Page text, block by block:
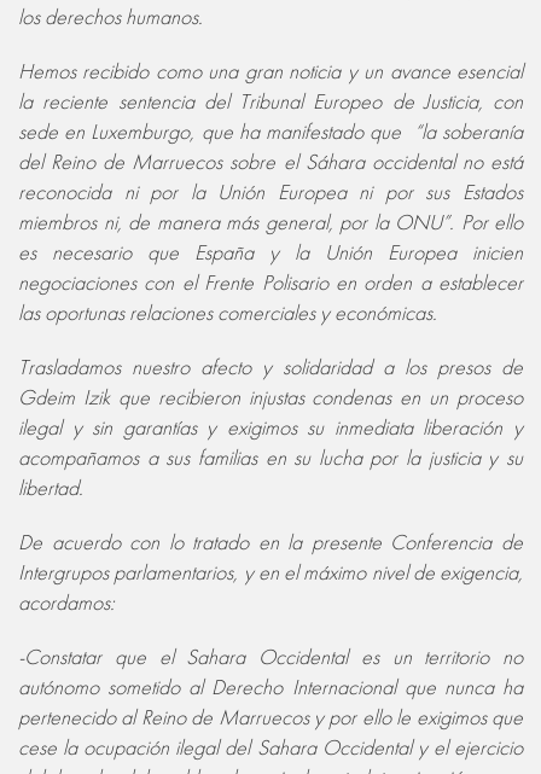
los derechos humanos.
Hemos recibido como una gran noticia y un avance esencial
la reciente sentencia del Tribunal Europeo de Justicia, con
sede en Luxemburgo, que ha manifestado que “la soberanía
del Reino de Marruecos sobre el Sáhara occidental no está
reconocida ni por la Unión Europea ni por sus Estados
miembros ni, de manera más general, por la ONU”. Por ello
es necesario que España y la Unión Europea inicien
negociaciones con el Frente Polisario en orden a establecer
las oportunas relaciones comerciales y económicas.
Trasladamos nuestro afecto y solidaridad a los presos de
Gdeim Izik que recibieron injustas condenas en un proceso
ilegal y sin garantías y exigimos su inmediata liberación y
acompañamos a sus familias en su lucha por la justicia y su
libertad.
De acuerdo con lo tratado en la presente Conferencia de
Intergrupos parlamentarios, y en el máximo nivel de exigencia,
acordamos:
-Constatar que el Sahara Occidental es un territorio no
autónomo sometido al Derecho Internacional que nunca ha
pertenecido al Reino de Marruecos y por ello le exigimos que
cese la ocupación ilegal del Sahara Occidental y el ejercicio